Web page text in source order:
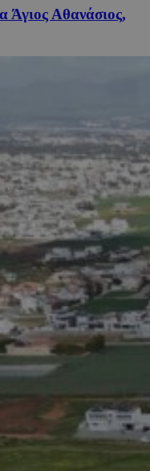
Άγιος Αθανάσιος,